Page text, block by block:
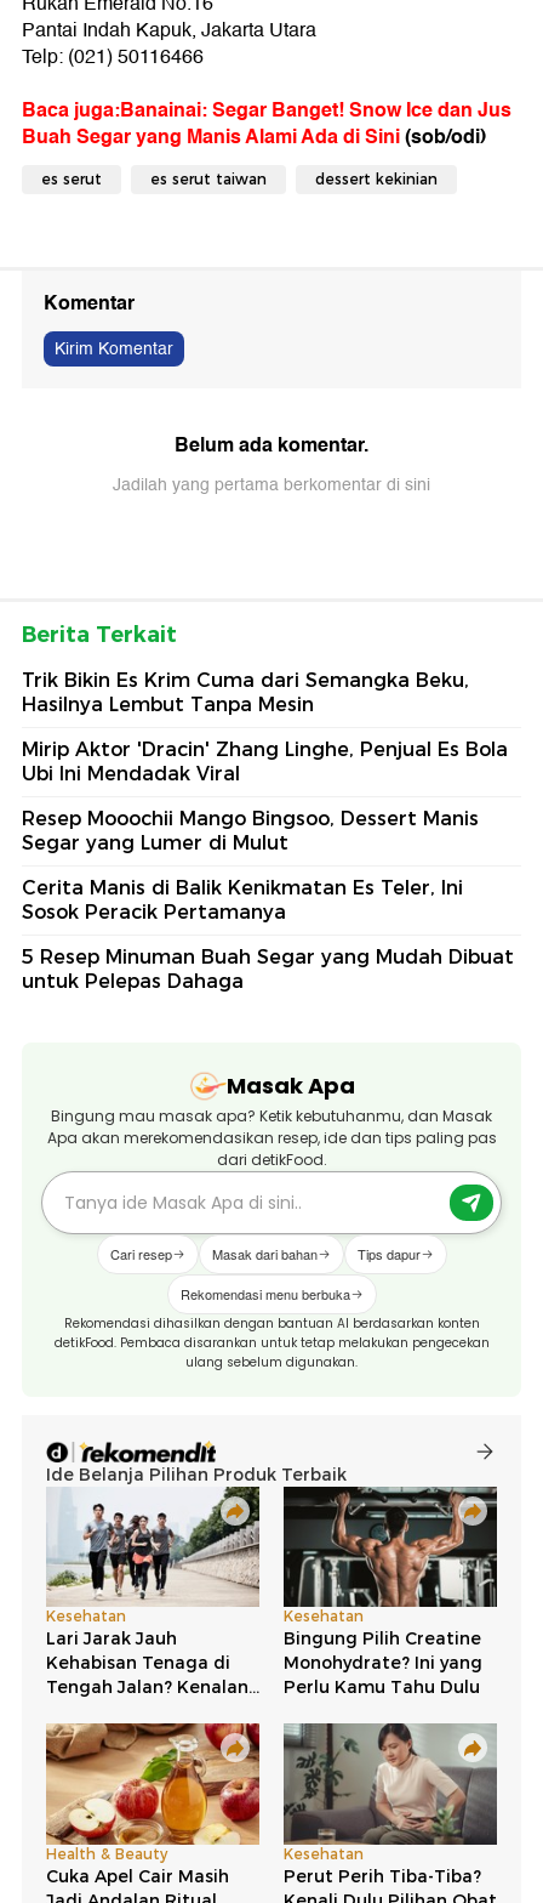
Pantai Indah Kapuk, Jakarta Utara
Telp: (021) 50116466
Baca juga:Banainai: Segar Banget! Snow Ice dan Jus
Buah Segar yang Manis Alami Ada di Sini(sob/odi)
es serut es serut taiwan dessert kekinian
Komentar
Kirim Komentar
Belum ada komentar.
Jadilah yang pertama berkomentar di sini
Berita Terkait
Trik Bikin Es Krim Cuma dari Semangka Beku,
Hasilnya Lembut Tanpa Mesin
Mirip Aktor 'Dracin' Zhang Linghe, Penjual Es Bola
Ubi Ini Mendadak Viral
Resep Mooochii Mango Bingsoo, Dessert Manis
Segar yang Lumer di Mulut
Cerita Manis di Balik Kenikmatan Es Teler, Ini
Sosok Peracik Pertamanya
5 Resep Minuman Buah Segar yang Mudah Dibuat
untuk Pelepas Dahaga
Masak Apa
Bingung mau masak apa? Ketik kebutuhanmu, dan Masak
Apa akan merekomendasikan resep, ide dan tips paling pas
dari detikFood.
Cari resep Masak dari bahan Tips dapur
Rekomendasi menu berbuka
Rekomendasi dihasilkan dengan bantuan AI berdasarkan konten
detikFood. Pembaca disarankan untuk tetap melakukan pengecekan
ulang sebelum digunakan.